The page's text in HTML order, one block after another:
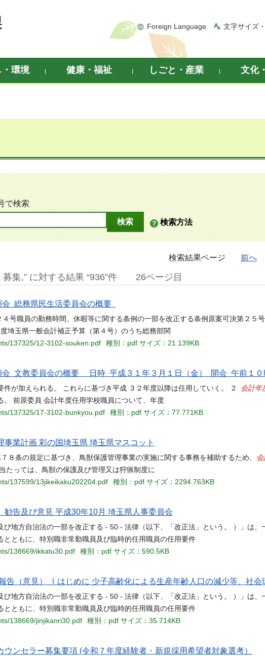
Foreign Language 文字サイズ
・環境 健康・福祉 しごと・産業 文化
で検索
検索方法
検索結果ページ 前へ
集,” に対する結果 “936”件 26ページ目
総務県民生活委員会の概要
号職員の勤務時間、休暇等に関する条例の一部を改正する条例原案可決第２５号
埼玉県一般会計補正予算（第４号）のうち総務部関
137325/12-3102-souken.pdf
種別：pdf サイズ：21.139KB
文教委員会の概要 日時 平成３１年３月１日（金） 開会 午前１
件が加えられる。 これらに基づき平成 ３２年度以降は任用していく。 ２ 会計年
。 前原委員 会計年度任用学校職員について、年度
137325/17-3102-bunkyou.pdf
種別：pdf サイズ：77.771KB
業計画 彩の国埼玉県 埼玉県マスコット
８条の規定に基づき、鳥獣保護管理事業の実施に関する事務を補助するため、
たっては、鳥獣の保護及び管理又は狩猟制度に
137599/13jikeikaku202204.pdf
種別：pdf サイズ：2294.763KB
勧告及び意見 平成30年10月 埼玉県人事委員会
び地方自治法の一部を改正する - 50 - 法律（以下、「改正法」という。 ）」は、
ともに、特別職非常勤職員及び臨時的任用職員の任用要件
138669/ikkatu30.pdf
種別：pdf サイズ：590.5KB
告（意見） Ⅰはじめに 少子高齢化による生産年齢人口の減少等、社会
び地方自治法の一部を改正する - 50 - 法律（以下、「改正法」という。 ）」は、
ともに、特別職非常勤職員及び臨時的任用職員の任用要件
138669/jinjikanri30.pdf
種別：pdf サイズ：35.714KB
ンセラー募集要項 (令和７年度経験者・新規採用希望者対象選考）